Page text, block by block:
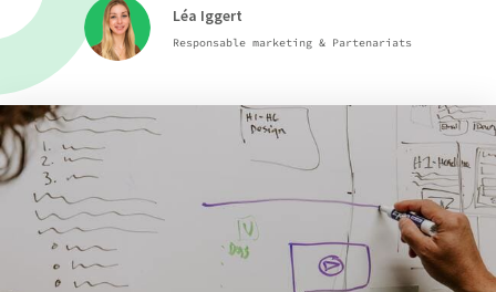
Léa Iggert
Responsable marketing & Partenariats